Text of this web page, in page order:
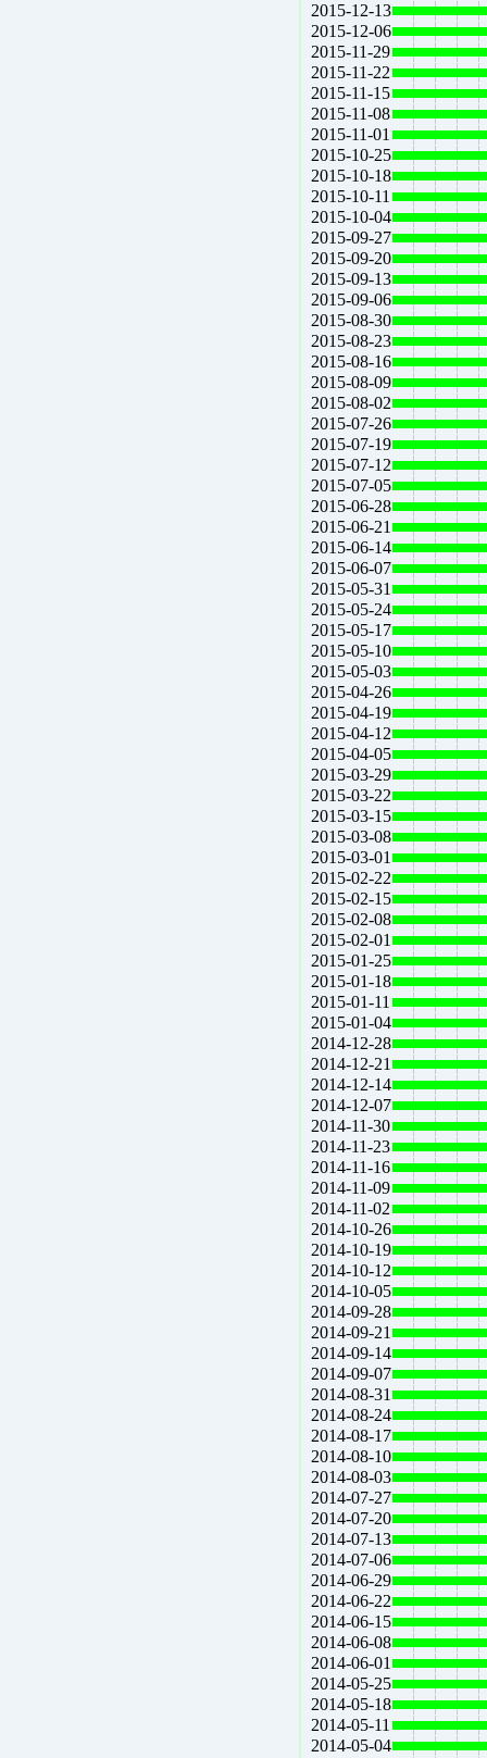
2015-12-13
2015-12-06
2015-11-29
2015-11-22
2015-11-15
2015-11-08
2015-11-01
2015-10-25
2015-10-18
2015-10-11
2015-10-04
2015-09-27
2015-09-20
2015-09-13
2015-09-06
2015-08-30
2015-08-23
2015-08-16
2015-08-09
2015-08-02
2015-07-26
2015-07-19
2015-07-12
2015-07-05
2015-06-28
2015-06-21
2015-06-14
2015-06-07
2015-05-31
2015-05-24
2015-05-17
2015-05-10
2015-05-03
2015-04-26
2015-04-19
2015-04-12
2015-04-05
2015-03-29
2015-03-22
2015-03-15
2015-03-08
2015-03-01
2015-02-22
2015-02-15
2015-02-08
2015-02-01
2015-01-25
2015-01-18
2015-01-11
2015-01-04
2014-12-28
2014-12-21
2014-12-14
2014-12-07
2014-11-30
2014-11-23
2014-11-16
2014-11-09
2014-11-02
2014-10-26
2014-10-19
2014-10-12
2014-10-05
2014-09-28
2014-09-21
2014-09-14
2014-09-07
2014-08-31
2014-08-24
2014-08-17
2014-08-10
2014-08-03
2014-07-27
2014-07-20
2014-07-13
2014-07-06
2014-06-29
2014-06-22
2014-06-15
2014-06-08
2014-06-01
2014-05-25
2014-05-18
2014-05-11
2014-05-04